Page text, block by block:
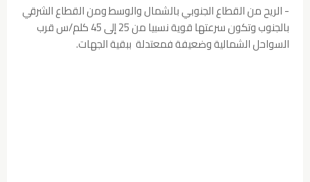
- الريح من القطاع الجنوبي بالشمال والوسط ومن القطاع الشرقي
بالجنوب وتكون سرعتها قوية نسبيا من 25 إلى 45 كلم/س قرب
السواحل الشمالية وضعيفة فمعتدلة ببقية الجهات.